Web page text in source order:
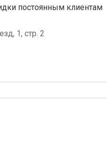
постоянным клиентам
1, стр. 2